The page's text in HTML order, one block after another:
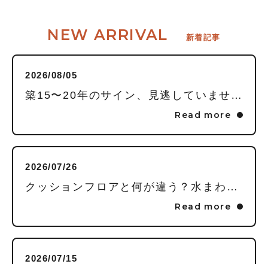
NEW ARRIVAL 新着記事
2026/08/05
築15〜20年のサイン、見逃していませんか？毎日頑張る私に贈る「水回りまるごとリフレッシュ」という選択
Read more
2026/07/26
クッションフロアと何が違う？水まわりの床に「フロアタイル」を推す理由
Read more
2026/07/15